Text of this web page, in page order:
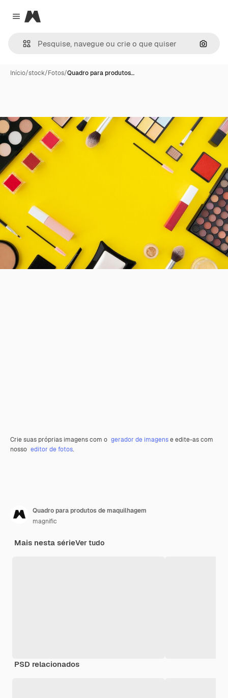
Close menu
Magnific
Início/stock/Fotos/Quadro para produtos…
Crie suas próprias imagens com o gerador de imagense edite-as com
nosso editor de fotos.
Quadro para produtos de maquilhagem
magnific
Mais nesta sérieVer tudo
PSD relacionados